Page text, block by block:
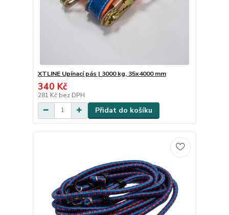
XTLINE Upínací pás | 3000 kg, 35x4000 mm
340 Kč
281 Kč bez DPH
Přidat do košíku